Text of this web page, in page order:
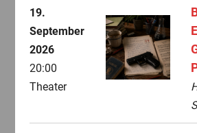
19.
September
2026
20:00
Theater